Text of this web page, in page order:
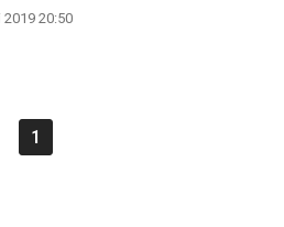
2019 20:50
1